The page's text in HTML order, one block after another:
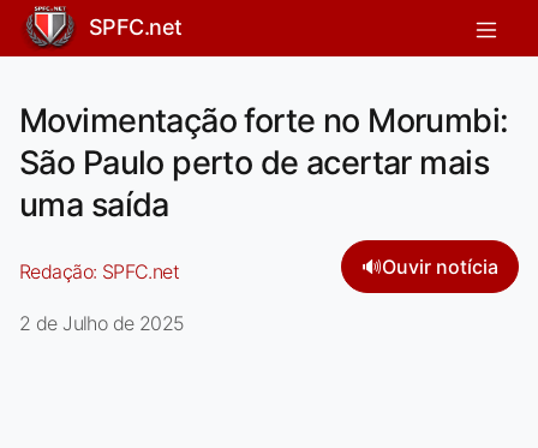
SPFC.net
Movimentação forte no Morumbi:
São Paulo perto de acertar mais
uma saída
Redação: SPFC.net 🔊Ouvir notícia
2 de Julho de 2025